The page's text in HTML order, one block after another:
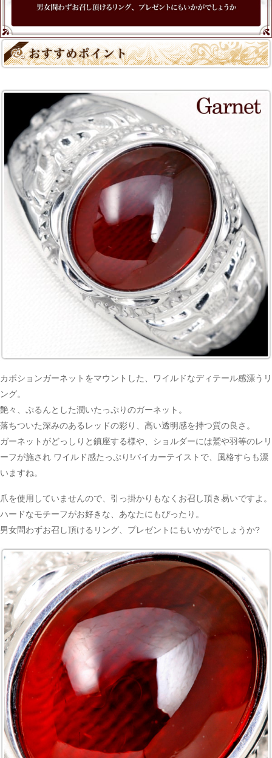
カボションガーネットをマウントした、ワイルドなディテール感漂うリ
ング。
艶々、ぷるんとした潤いたっぷりのガーネット。
落ちついた深みのあるレッドの彩り、高い透明感を持つ質の良さ。
ガーネットがどっしりと鎮座する様や、ショルダーには鷲や羽等のレリ
ーフが施され ワイルド感たっぷり!バイカーテイストで、風格すらも漂
いますね。
爪を使用していませんので、引っ掛かりもなくお召し頂き易いですよ。
ハードなモチーフがお好きな、あなたにもぴったり。
男女問わずお召し頂けるリング、プレゼントにもいかがでしょうか?